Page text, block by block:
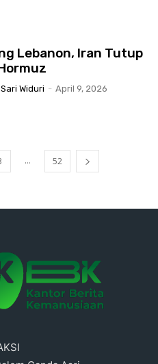
Lebanon, Iran Tutup
Widuri - April 9, 2026
... 52